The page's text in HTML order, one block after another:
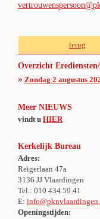
terug
Overzicht
» Zondag 2 augustus
Meer NIEUWS
vindt u HIER
Kerkelijk Bureau
Adres:
Reigerlaan 47a
3136 JJ Vlaardingen
Tel.: 010 434 59 41
E:
Openingstijden: